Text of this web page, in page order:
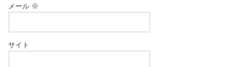
メール ※
サイト